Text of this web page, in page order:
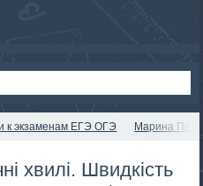
к экзаменам ЕГЭ ОГЭ Марина
хвилі. Швидкість